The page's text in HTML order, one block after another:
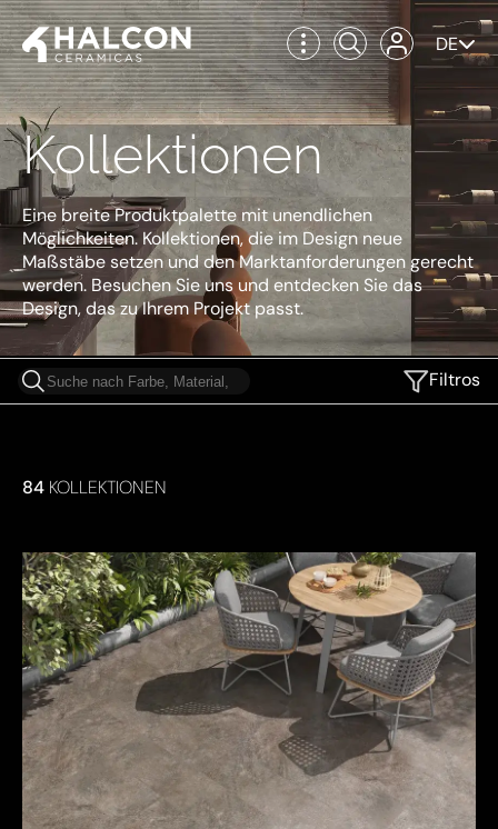
DE
Kollektionen
Eine breite Produktpalette mit unendlichen
Möglichkeiten. Kollektionen, die im Design neue
Maßstäbe setzen und den Marktanforderungen gerecht
werden. Besuchen Sie uns und entdecken Sie das
Design, das zu Ihrem Projekt passt.
Filtros
84 KOLLEKTIONEN